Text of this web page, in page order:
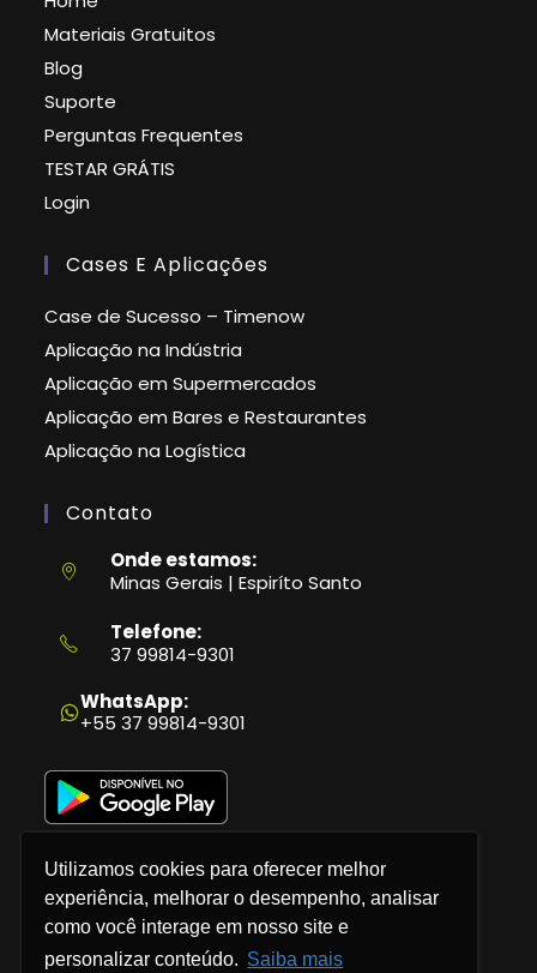
Utilizamos cookies para oferecer melhor
experiência, melhorar o desempenho, analisar
como você interage em nosso site e
personalizar conteúdo. Saiba mais
Materiais Gratuitos
Blog
Suporte
Perguntas Frequentes
TESTAR GRÁTIS
Login
Cases E Aplicações
Case de Sucesso – Timenow
Aplicação na Indústria
Aplicação em Supermercados
Aplicação em Bares e Restaurantes
Aplicação na Logística
Contato
Onde estamos:
Minas Gerais | Espiríto Santo
Telefone:
37 99814-9301
em
seu
aplicativo
WhatsApp:
+55 37 99814-9301
Política de Privacidade